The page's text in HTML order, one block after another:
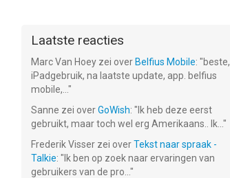
Laatste reacties
Marc Van Hoey zei over Belfius Mobile: "beste,
iPadgebruik, na laatste update, app. belfius
mobile,... "
Sanne zei overGoWish: " Ik heb deze eerst
gebruikt, maar toch wel erg Amerikaans.. Ik... "
Frederik Visser zei overTekst naar spraak -
Talkie: " Ik ben op zoek naar ervaringen van
gebruikers van de pro... "